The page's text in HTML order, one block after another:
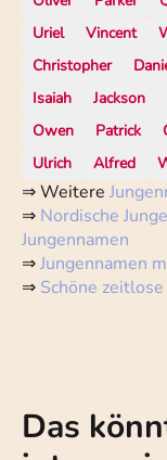
Uriel
Vincent
Christopher
Isaiah
Jackson
Owen
Patrick
Ulrich
Alfred
⇒ Weitere
⇒ Nordische
Jungennamen
⇒Jungennamen
⇒ Schöne
Das